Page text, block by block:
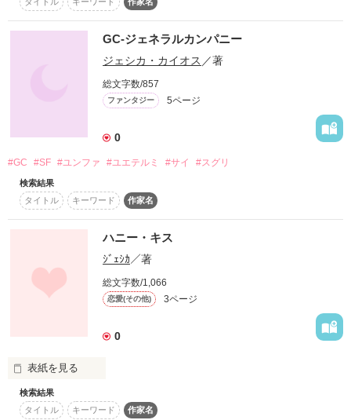
スターツ出版小説投稿サイト合同企画「1話からの長編大
動画あり
絶対タブーな兄弟ラブ・・・
この物語にハッピーエンドはあるのか・・・・
果たして、幸せを掴む事が出来るのか・・・
作品を読む
私にとって大切で．．．
あなたにとっても大切ですか??
きっと，空の上に暮らしてる“小さな恋のキューピット”は，私
と同じく嬉しいでしょーね。
みなさんにその幸せをおっそわけしますね!
みんなで一緒に幸せになろーよ．．．
作品を読む
GC-ジェネラルカンパニー
ジェシカ・カイオス ／著
総文字数/857
ファンタジー 5ページ
0
#GC #SF #ユンファ #ユエテルミ #サイ #スグリ
検索結果
タイトル
キーワード 作家名
ハニー・キス
ｼﾞｪｼｶ／著
総文字数/1,066
恋愛(その他) 3ページ
0
表紙を見る
忘れない
検索結果
タイトル
キーワード 作家名